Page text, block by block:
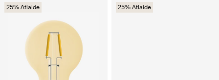
25% Atlaide 25% Atlaide